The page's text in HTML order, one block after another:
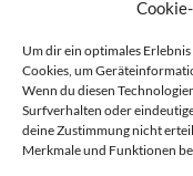
Um dir ein optimales
Cookies, um
Wenn du diesen
Surfverhalten oder
deine Zustimmung nicht
Merkmale und Funktionen
Baldintáta-